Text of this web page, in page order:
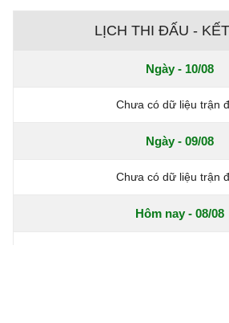
LỊCH THI ĐẤU -
Ngày - 10/08
Chưa có dữ liệu trận
Ngày - 09/08
Chưa có dữ liệu trận
Hôm nay - 08/08
Chưa có dữ liệu trận